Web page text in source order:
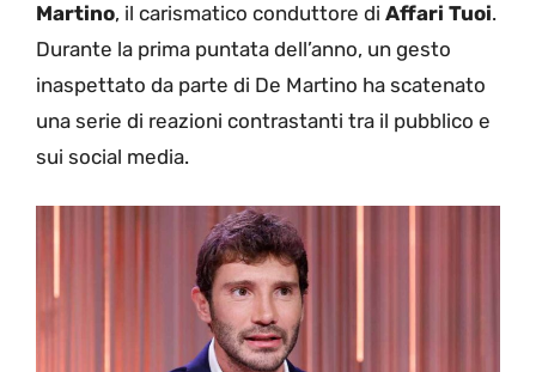
Martino, il carismatico conduttore di Affari Tuoi.
Durante la prima puntata dell’anno, un gesto
inaspettato da parte di De Martino ha scatenato
una serie di reazioni contrastanti tra il pubblico e
sui social media.